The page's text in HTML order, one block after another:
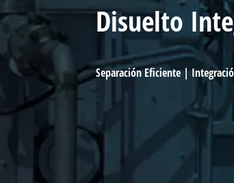
Disuelto
Separación Eficiente |